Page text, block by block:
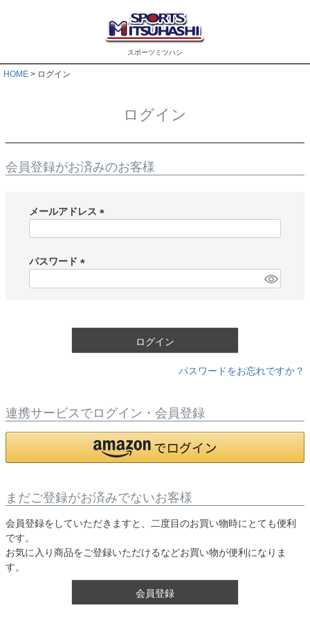
スポーツミツハシ
HOME ログイン
ログイン
会員登録がお済みのお客様
メールアドレス
)
パスワード
ログイン
パスワードをお忘れですか？
連携サービスでログイン・会員登録
まだご登録がお済みでないお客様
会員登録をしていただきますと、二度目のお買い物時にとても便利
です。
お気に入り商品をご登録いただけるなどお買い物が便利になりま
す。
会員登録